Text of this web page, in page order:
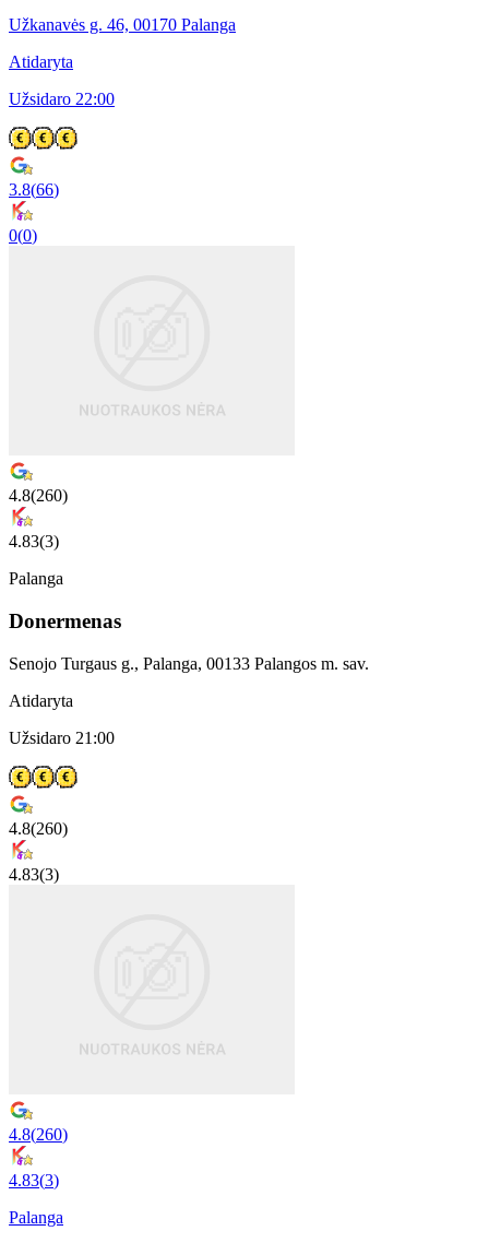
Užkanavės g. 46, 00170 Palanga
Atidaryta
Užsidaro 22:00
3.8(66)
0(0)
4.8(260)
4.83(3)
Palanga
Donermenas
Senojo Turgaus g., Palanga, 00133 Palangos m. sav.
Atidaryta
Užsidaro 21:00
4.8(260)
4.83(3)
4.8(260)
4.83(3)
Palanga